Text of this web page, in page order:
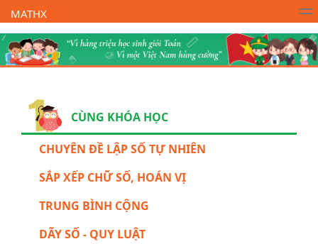
MATHX
Trường Toán Online MATHX Học toán - Lớp 1
CÙNG KHÓA HỌC
CHUYÊN ĐỀ LẬP SỐ TỰ NHIÊN
SẮP XẾP CHỮ SỐ, HOÁN VỊ
TRUNG BÌNH CỘNG
DÃY SỐ - QUY LUẬT